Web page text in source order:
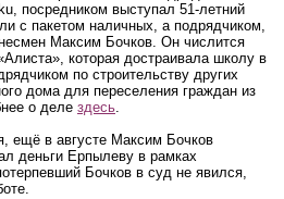
посредником выступал 51-летний
с пакетом наличных, а подрядчиком,
Максим Бочков. Он числится
которая достраивала школу в
по строительству других
дома для переселения граждан из
о деле здесь.
ещё в августе Максим Бочков
деньги Ерпылеву в рамках
Бочков в суд не явился,